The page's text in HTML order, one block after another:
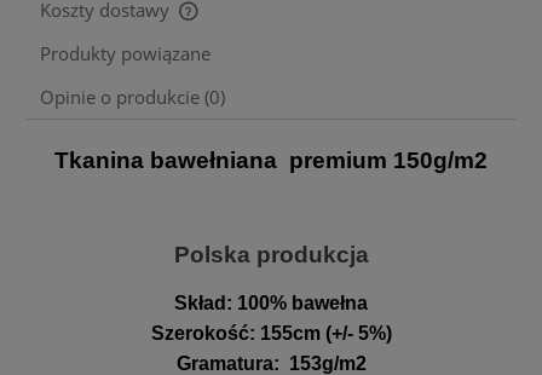
Koszty dostawy
Cena nie zawiera ewentualnych kosztów płatności
Produkty powiązane
Opinie o produkcie (0)
Tkanina bawełniana premium 150g/m2
Polska produkcja
Skład: 100% bawełna
Szerokość: 155cm (+/- 5%)
Gramatura: 153g/m2